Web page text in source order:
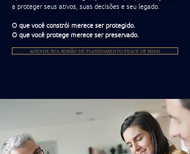
a proteger seus ativos, suas decisões e seu legado.
O que você constrói merece ser protegido.
O que você protege merece ser preservado.
AGENDE SUA SESSÃO DE PLANEJAMENTO PEACE OF MIND